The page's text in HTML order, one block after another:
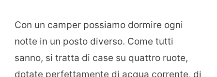
Con un camper possiamo dormire ogni
notte in un posto diverso. Come tutti
sanno, si tratta di case su quattro ruote,
dotate perfettamente di acqua corrente, di